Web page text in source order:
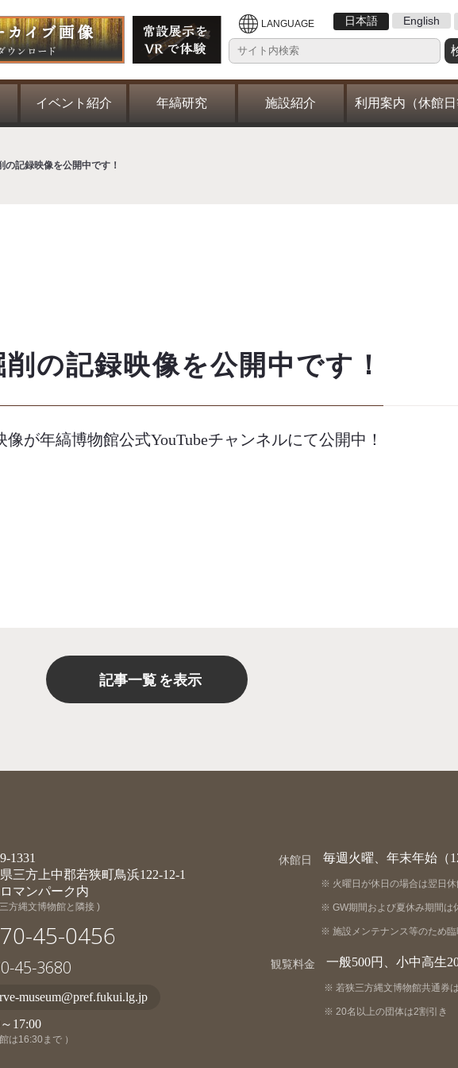
LANGUAGE 日本語 English
イベント紹介 年縞研究 施設紹介 利用案内（休館日
の記録映像を公開中です！
の記録映像を公開中です！
が年縞博物館公式YouTubeチャンネルにて公開中！
記事一覧 を表示
1331
三方上中郡若狭町鳥浜122-12-1
マンパーク内
方縄文博物館と隣接 )
45-0456
45-3680
museum@pref.fukui.lg.jp
17:00
館は16:30まで ）
休館日 毎週火曜、年末年始（
火曜日が休日の場合は翌日休
GW期間および夏休み期間は
施設メンテナンス等のため臨
観覧料金 一般500円、小中高生
若狭三方縄文博物館共通券
20名以上の団体は2割引き